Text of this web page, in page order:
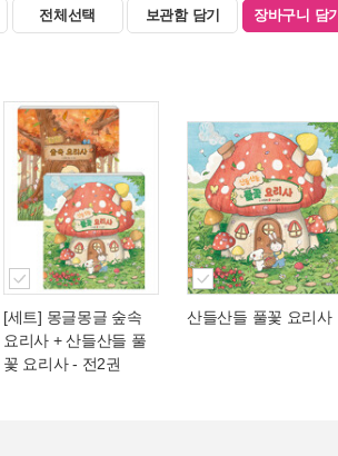
전체선택 보관함 담기 장바구니 담기
[세트] 몽글몽글 숲속
요리사 + 산들산들 풀
꽃 요리사 - 전2권
산들산들 풀꽃 요리사